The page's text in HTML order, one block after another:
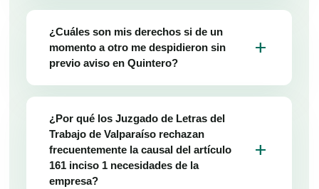
¿Cuáles son mis derechos si de un
momento a otro me despidieron sin
previo aviso en Quintero?
add
¿Por qué los Juzgado de Letras del
Trabajo de Valparaíso rechazan
frecuentemente la causal del artículo
161 inciso 1 necesidades de la
empresa?
add